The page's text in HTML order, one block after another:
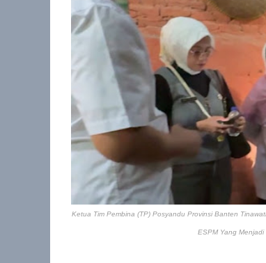
Ketua Tim Pembina (TP) Posyandu Provinsi Banten
ESPM Yang